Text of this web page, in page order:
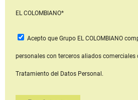
EL COLOMBIANO*
Acepto que Grupo EL COLOMBIANO
personales con terceros aliados comerciales
Tratamiento del Datos Personal.